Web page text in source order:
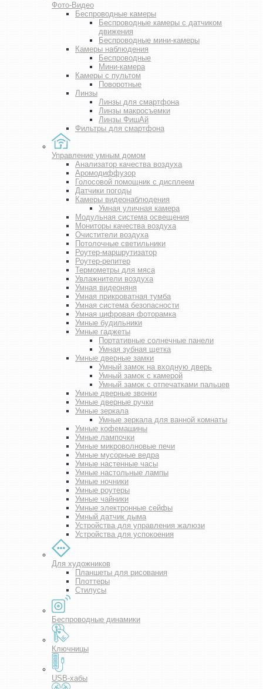
Фото-Видео
Беспроводные камеры
Беспроводные камеры с датчиком
движения
Беспроводные мини-камеры
Камеры наблюдения
Беспроводные
Мини-камера
Камеры с пультом
Поворотные
Линзы
Линзы для смартфона
Линзы макросъемки
Линзы ФишАй
Фильтры для смартфона
Управление умным домом
Анализатор качества воздуха
Аромодиффузор
Голосовой помощник с дисплеем
Датчики погоды
Камеры видеонаблюдения
Умная уличная камера
Модульная система освещения
Мониторы качества воздуха
Очистители воздуха
Потолочные светильники
Роутер-маршрутизатор
Роутер-репитер
Термометры для мяса
Увлажнители воздуха
Умная видеоняня
Умная прикроватная тумба
Умная система безопасности
Умная цифровая фоторамка
Умные будильники
Умные гаджеты
Портативные солнечные панели
Умная зубная щетка
Умные дверные замки
Умный замок на входную дверь
Умный замок с камерой
Умный замок с отпечатками пальцев
Умные дверные звонки
Умные дверные ручки
Умные зеркала
Умные зеркала для ванной комнаты
Умные кофемашины
Умные лампочки
Умные микроволновые печи
Умные мусорные ведра
Умные настенные часы
Умные настольные лампы
Умные ночники
Умные роутеры
Умные чайники
Умные электронные сейфы
Умный датчик дыма
Устройства для управления жалюзи
Устройства для успокоения
Для художников
Планшеты для рисования
Плоттеры
Стилусы
Беспроводные динамики
Ключницы
USB-хабы